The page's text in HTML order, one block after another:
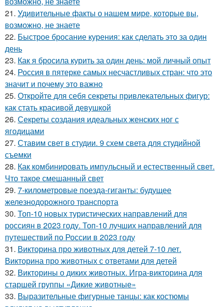
21. Удивительные факты о нашем мире, которые вы,
возможно, не знаете
22. Быстрое бросание курения: как сделать это за один
день
23. Как я бросила курить за один день: мой личный опыт
24. Россия в пятерке самых несчастливых стран: что это
значит и почему это важно
25. Откройте для себя секреты привлекательных фигур:
как стать красивой девушкой
26. Секреты создания идеальных женских ног с
ягодицами
27. Ставим свет в студии. 9 схем света для студийной
съемки
28. Как комбинировать импульсный и естественный свет.
Что такое смешанный свет
29. 7-километровые поезда-гиганты: будущее
железнодорожного транспорта
30. Топ-10 новых туристических направлений для
россиян в 2023 году. Топ-10 лучших направлений для
путешествий по России в 2023 году
31. Викторина про животных для детей 7-10 лет.
Викторина про животных с ответами для детей
32. Викторины о диких животных. Игра-викторина для
старшей группы «Дикие животные»
33. Выразительные фигурные танцы: как костюмы